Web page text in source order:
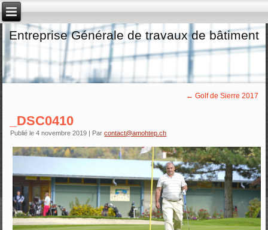
Entreprise Générale de travaux de bâtiment
← Golf de Sierre 2017
_DSC0410
Publié le 4 novembre 2019 | Par contact@amohtep.ch